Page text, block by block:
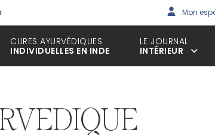
Mon
CURES AYURVÉDIQUES
INDIVIDUELLES EN INDE
LE JOURNAL
INTÉRIEUR